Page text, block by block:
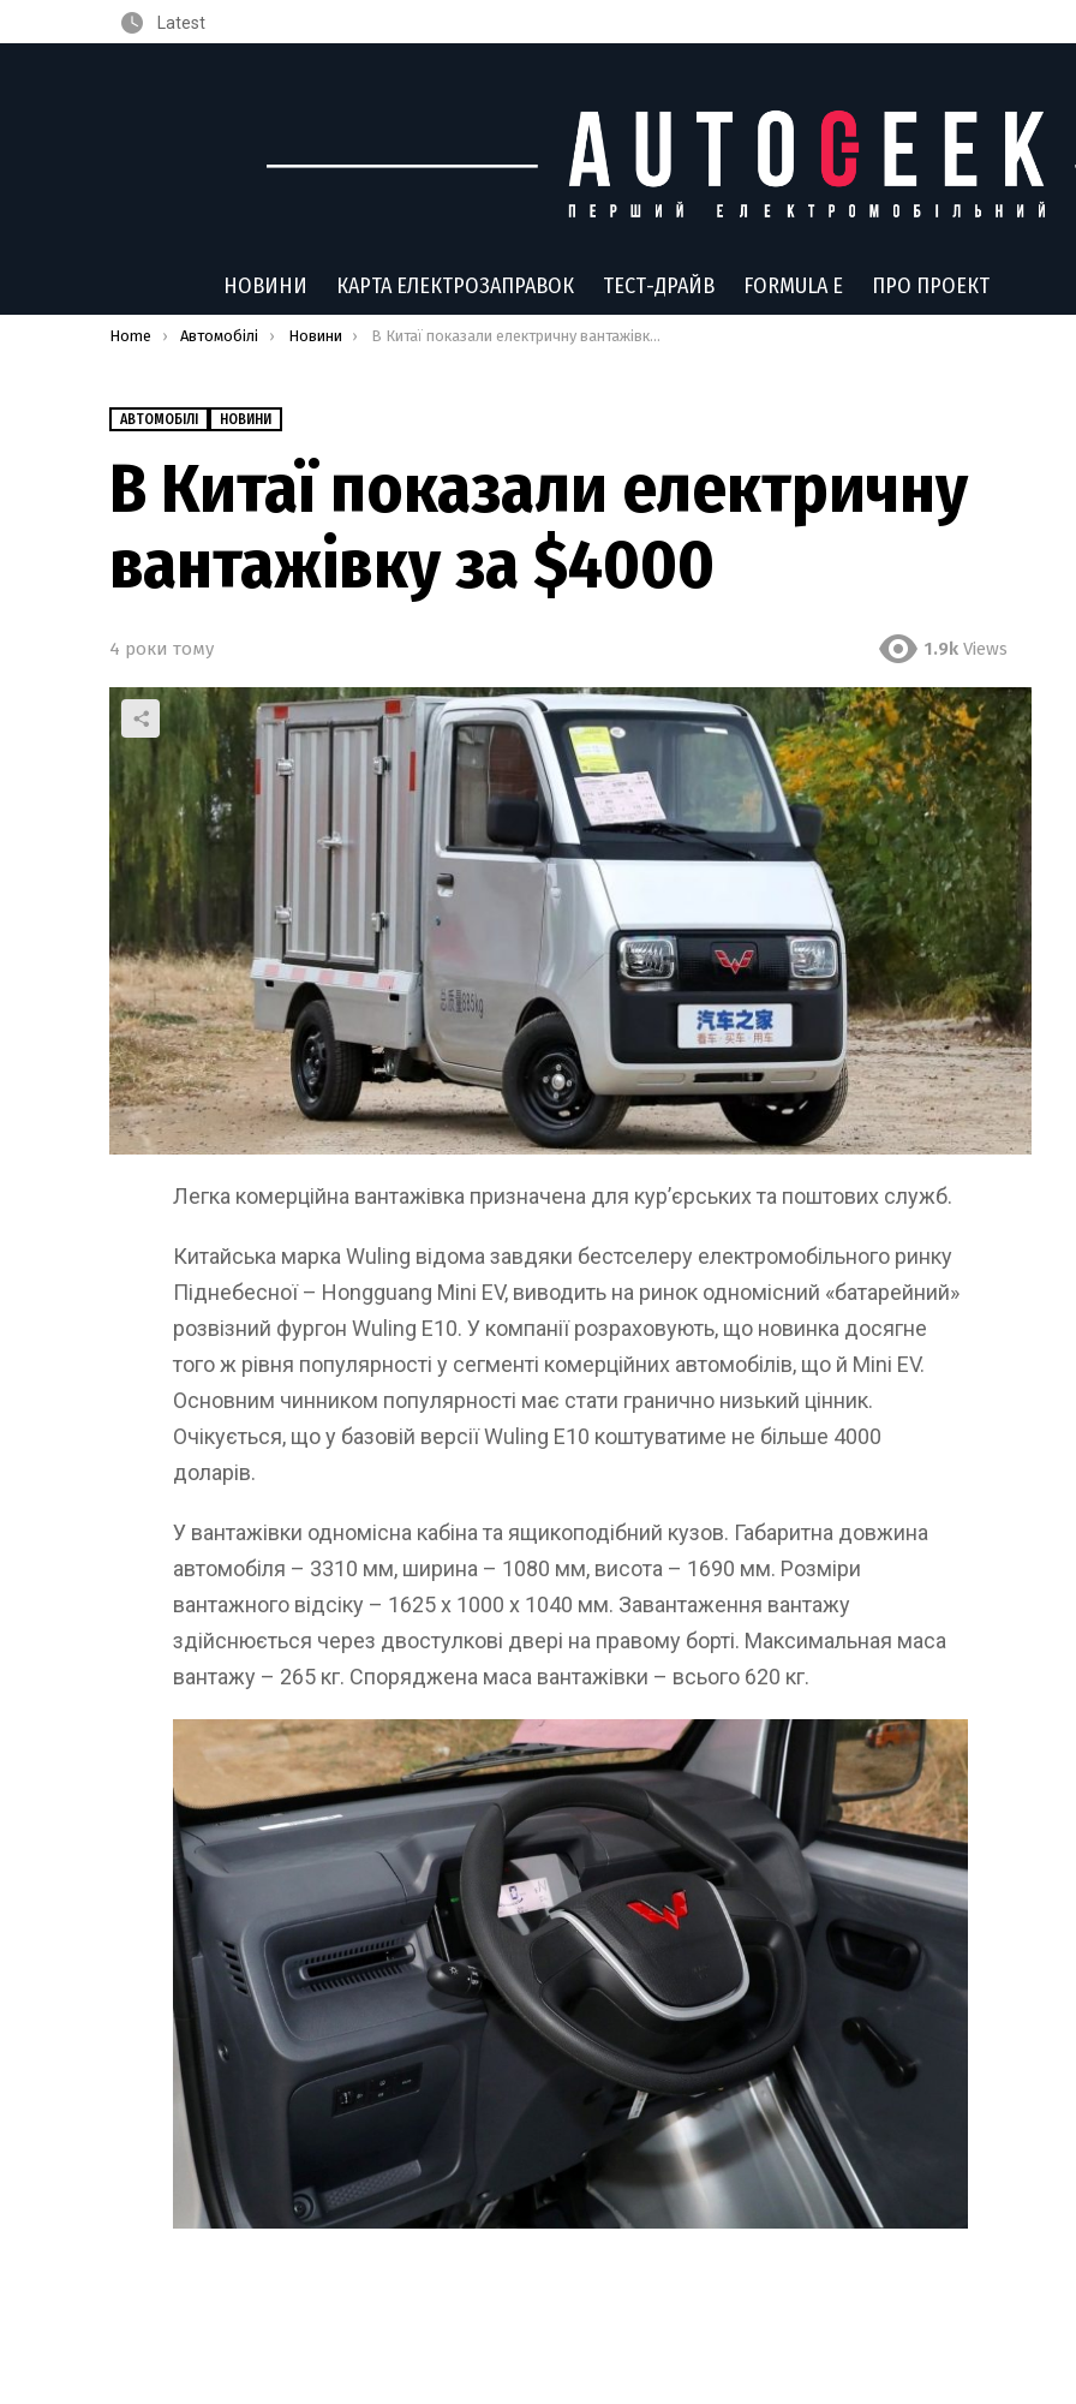
Latest
НОВИНИ КАРТА ЕЛЕКТРОЗАПРАВОК ТЕСТ-ДРАЙВ FORMULA E ПРО ПРОЕКТ
You are here:
Home Автомобілі Новини В Китаї показали електричну вантажівку за $4000
АВТОМОБІЛІ НОВИНИ
В Китаї показали електричну
вантажівку за $4000
4 роки тому 1.9k Views
Легка комерційна вантажівка призначена для кур’єрських та поштових служб.
Китайська марка Wuling відома завдяки бестселеру електромобільного ринку
Піднебесної – Hongguang Mini EV, виводить на ринок одномісний «батарейний»
розвізний фургон Wuling E10. У компанії розраховують, що новинка досягне
того ж рівня популярності у сегменті комерційних автомобілів, що й Mini EV.
Основним чинником популярності має стати гранично низький цінник.
Очікується, що у базовій версії Wuling E10 коштуватиме не більше 4000
доларів.
У вантажівки одномісна кабіна та ящикоподібний кузов. Габаритна довжина
автомобіля – 3310 мм, ширина – 1080 мм, висота – 1690 мм. Розміри
вантажного відсіку – 1625 х 1000 х 1040 мм. Завантаження вантажу
здійснюється через двостулкові двері на правому борті. Максимальная маса
вантажу – 265 кг. Споряджена маса вантажівки – всього 620 кг.